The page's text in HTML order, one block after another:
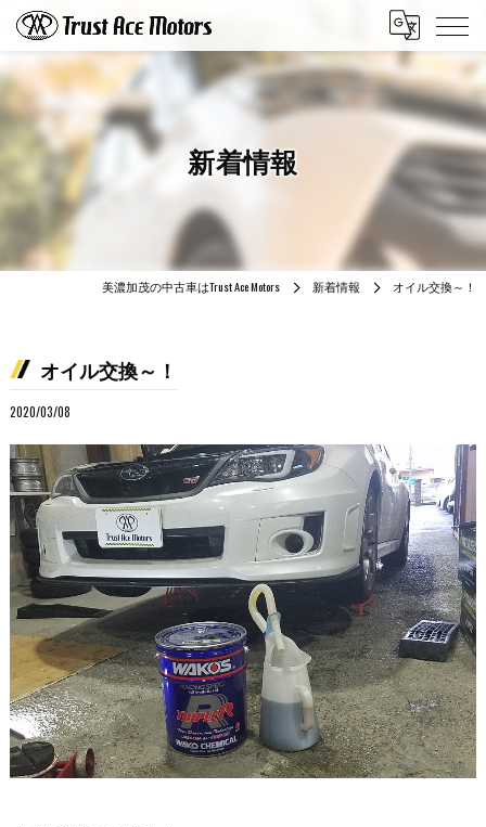
新着情報
美濃加茂の中古車はTrust Ace Motors 新着情報 オイル交換～！
オイル交換～！
2020/03/08